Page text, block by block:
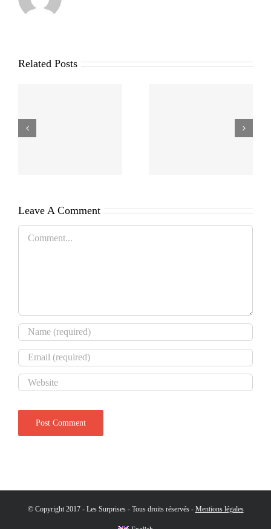
Related Posts
Leave A Comment
Comment
© Copyright 2017 - Les Surprises - Tous droits réservés - Mentions légales